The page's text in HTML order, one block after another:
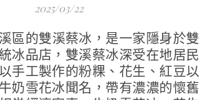
2025/03/22
冰品店，雙溪蔡冰深受在地居民
手工製作的粉粿、花生、紅豆以
奶雪花冰聞名，帶有濃濃的懷舊